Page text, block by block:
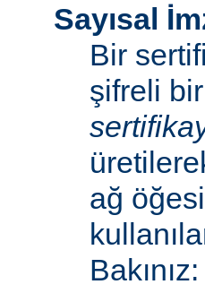
Sayısal
Bir
şifreli
ağ
Bakınız: